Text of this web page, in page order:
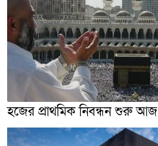
হজের প্রাথমিক নিবন্ধন শুরু আজ